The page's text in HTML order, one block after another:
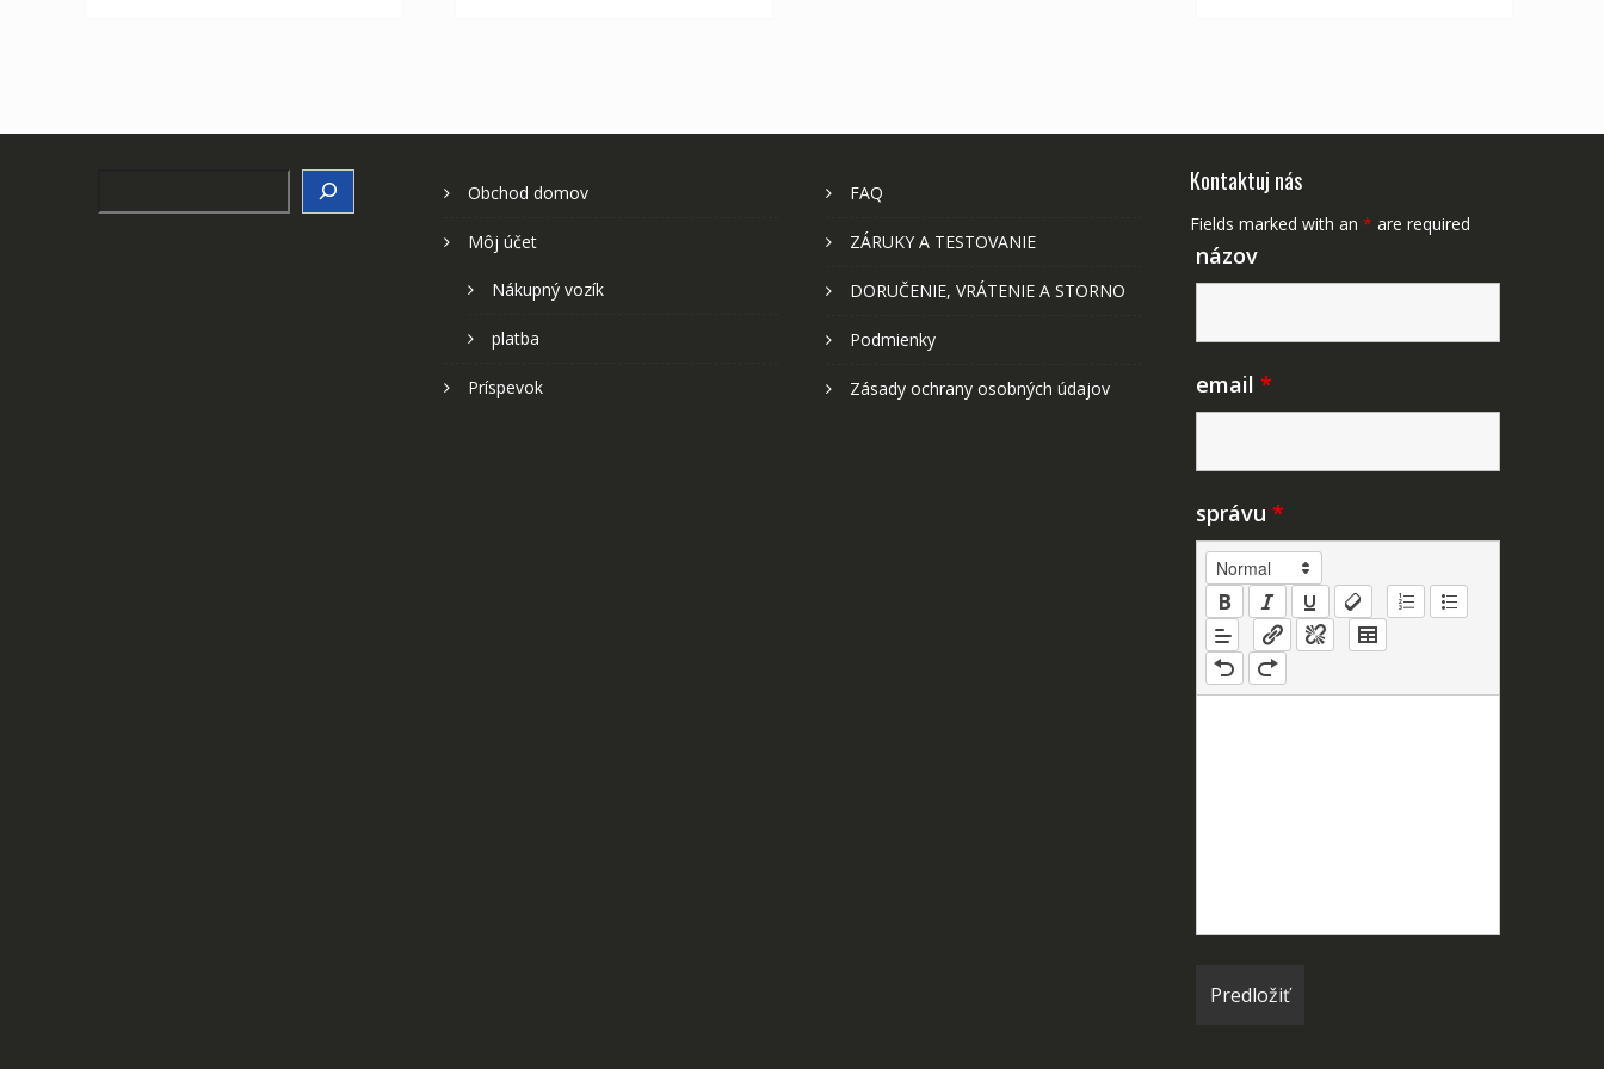
Obchod domov
Môj účet
Nákupný vozík
platba
Príspevok
FAQ
ZÁRUKY A TESTOVANIE
DORUČENIE, VRÁTENIE A STORNO
Podmienky
Zásady ochrany osobných údajov
Kontaktuj nás
Fields marked with an * are required
názov
email *
správu *